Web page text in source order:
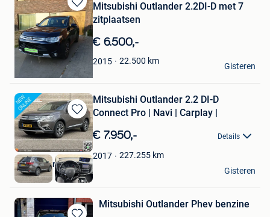
Bewaren
in
Mijn
Favorieten
Mitsubishi Outlander 2.2DI-D met 7
zitplaatsen
€ 6.500,-
2015 22.500 km
Mechelen
Gisteren
Bewaren
in
Mijn
Favorieten
Mitsubishi Outlander 2.2 DI-D
Connect Pro | Navi | Carplay |
€ 7.950,- Details
2017 227.255 km
Vlashuizen B.V.
Lommel
Gisteren
Mitsubishi Outlander Phev benzine